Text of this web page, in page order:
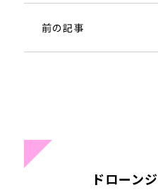
前の記事
ドローン